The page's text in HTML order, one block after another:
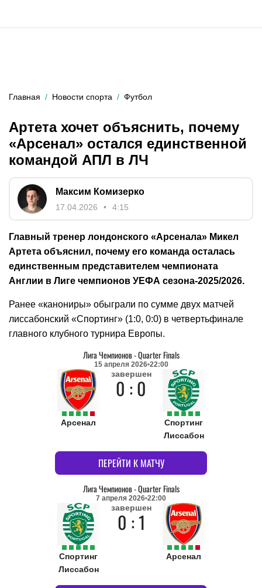
Главная Новости спорта Футбол
Артета хочет объяснить, почему
«Арсенал» остался единственной
командой АПЛ в ЛЧ
Максим Комизерко
17.04.2026 4:15
Главный тренер лондонского «Арсенала» Микел
Артета объяснил, почему его команда осталась
единственным представителем чемпионата
Англии в Лиге чемпионов УЕФА сезона-2025/2026.
Ранее «канониры» обыграли по сумме двух матчей
лиссабонский «Спортинг» (1:0, 0:0) в четвертьфинале
главного клубного турнира Европы.
Лига Чемпионов-Quarter Finals
15 апреля 2026 22:00
Арсенал
завершен
0 : 0
Спортинг
Лиссабон
ПЕРЕЙТИ К МАТЧУ
Лига Чемпионов-Quarter Finals
7 апреля 2026 22:00
Спортинг
Лиссабон
завершен
0 : 1
Арсенал